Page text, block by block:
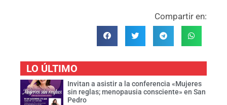
Compartir en:
LO ÚLTIMO
Invitan a asistir a la conferencia «Mujeres
sin reglas; menopausia consciente» en San
Pedro